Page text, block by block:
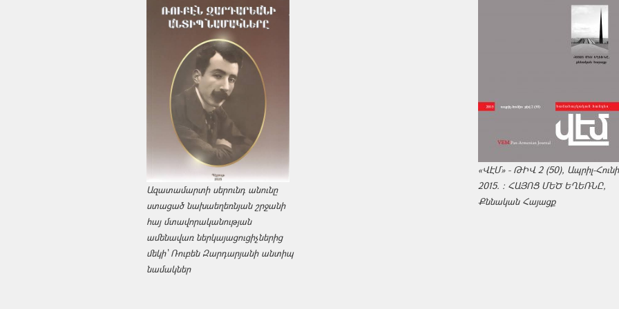
Ազատամարտի սերունդ անունը
ստացած նախաեղեռնյան շրջանի
հայ մտավորականության
ամենավառ ներկայացուցիչներից
մեկի՝ Ռուբեն Զարդարյանի անտիպ
նամակներ
«ՎԷՄ» - ԹԻՎ 2 (50), Ապրիլ-
2015. : ՀԱՅՈՑ ՄԵԾ ԵՂԵՌՆԸ,
Քննական Հայացք